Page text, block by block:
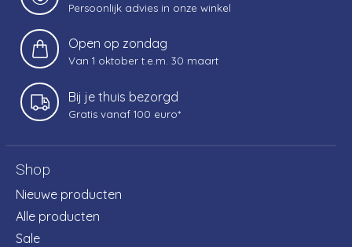
Persoonlijk advies in onze winkel
Open op zondag
Van 1 oktober t.e.m. 30 maart
Bij je thuis bezorgd
Gratis vanaf 100 euro*
Shop
Nieuwe producten
Alle producten
Sale